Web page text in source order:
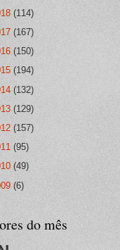
(114)
(167)
(150)
(194)
(132)
(129)
(157)
(95)
(49)
(6)
do mês